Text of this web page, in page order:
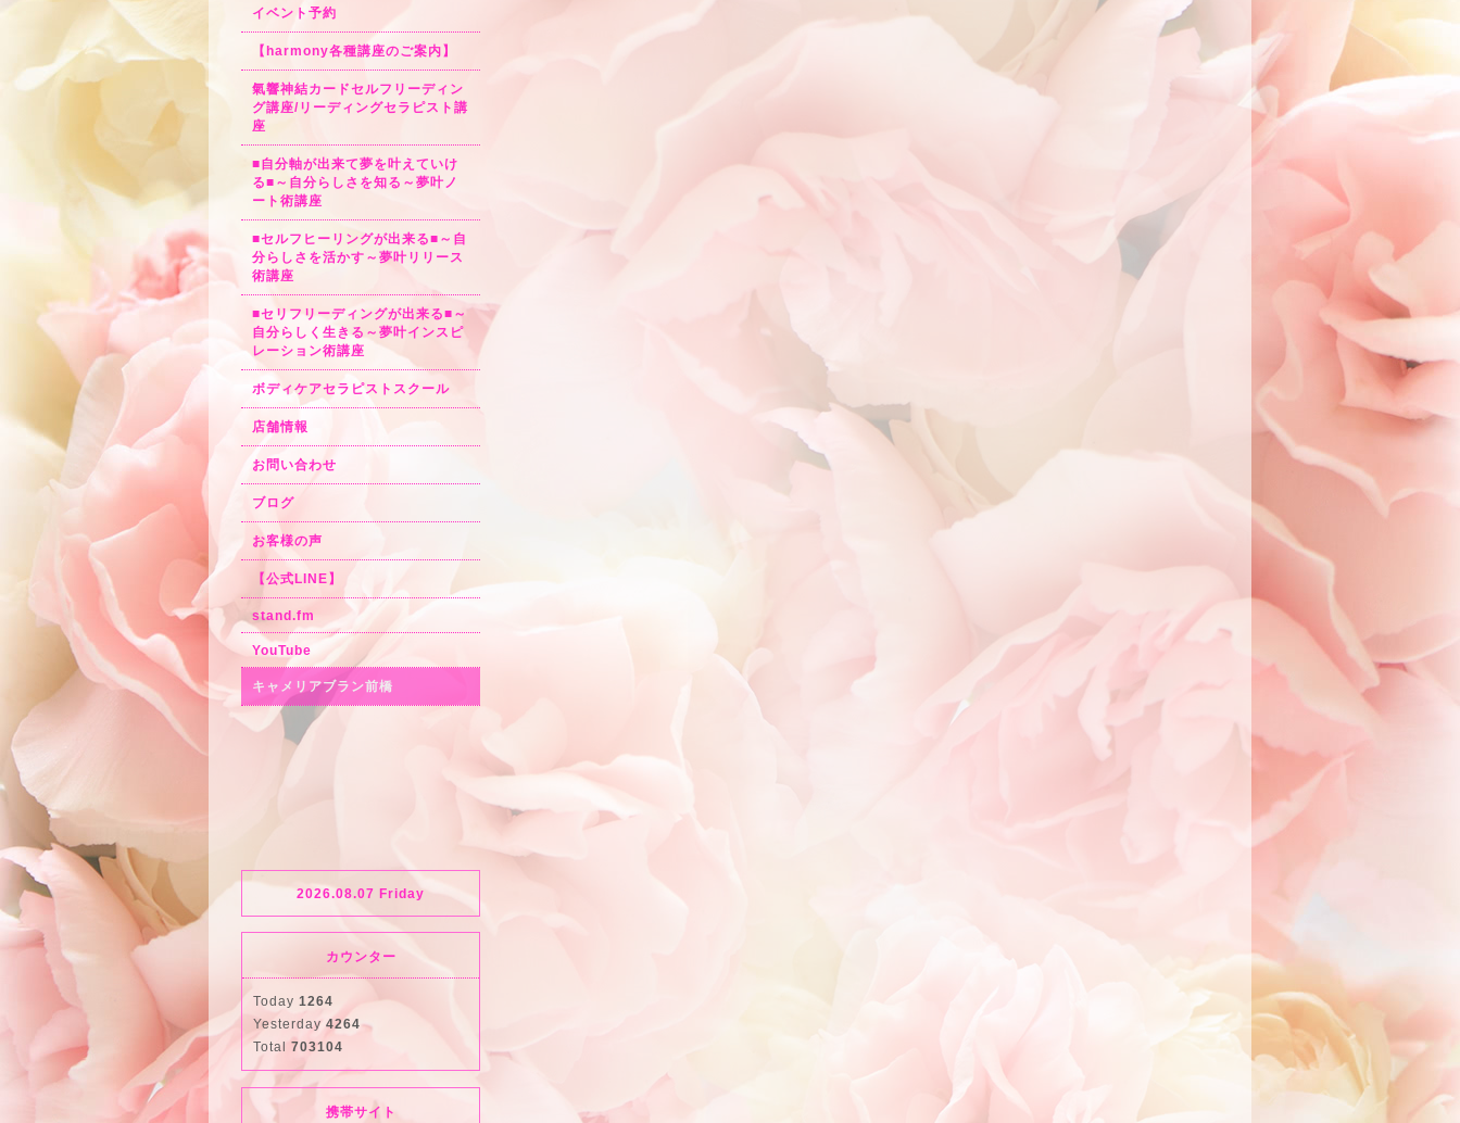
イベント予約
【harmony各種講座のご案内】
氣響神結カードセルフリーディン
グ講座/リーディングセラピスト講
座
■自分軸が出来て夢を叶えていけ
る■～自分らしさを知る～夢叶ノ
ート術講座
■セルフヒーリングが出来る■～自
分らしさを活かす～夢叶リリース
術講座
■セリフリーディングが出来る■～
自分らしく生きる～夢叶インスピ
レーション術講座
ボディケアセラピストスクール
店舗情報
お問い合わせ
ブログ
お客様の声
【公式LINE】
stand.fm
YouTube
キャメリアブラン前橋
2026.08.07 Friday
カウンター
Today 1264
Yesterday 4264
Total 703104
携帯サイト